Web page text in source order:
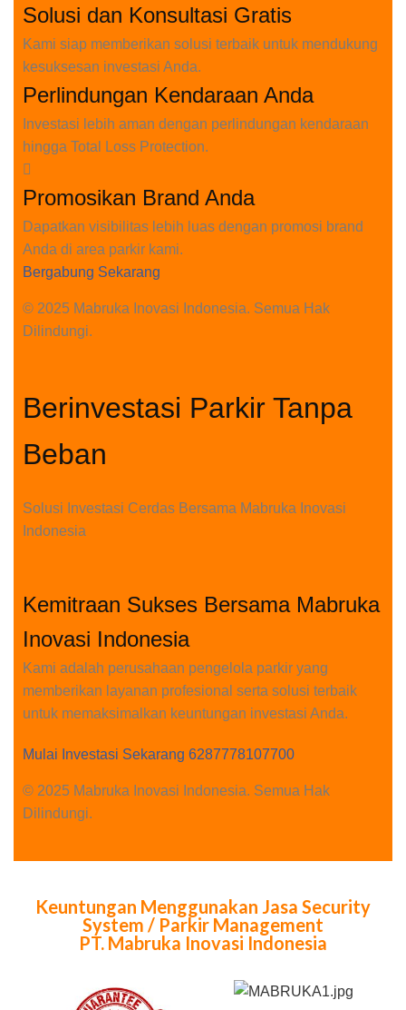
Solusi dan Konsultasi Gratis
Kami siap memberikan solusi terbaik untuk mendukung
kesuksesan investasi Anda.
Perlindungan Kendaraan Anda
Investasi lebih aman dengan perlindungan kendaraan
hingga Total Loss Protection.
Promosikan Brand Anda
Dapatkan visibilitas lebih luas dengan promosi brand
Anda di area parkir kami.
Bergabung Sekarang
© 2025 Mabruka Inovasi Indonesia. Semua Hak
Dilindungi.
Berinvestasi Parkir Tanpa
Beban
Solusi Investasi Cerdas Bersama Mabruka Inovasi
Indonesia
Kemitraan Sukses Bersama Mabruka
Inovasi Indonesia
Kami adalah perusahaan pengelola parkir yang
memberikan layanan profesional serta solusi terbaik
untuk memaksimalkan keuntungan investasi Anda.
Mulai Investasi Sekarang 6287778107700
© 2025 Mabruka Inovasi Indonesia. Semua Hak
Dilindungi.
Keuntungan Menggunakan Jasa Security
System / Parkir Management
PT. Mabruka Inovasi Indonesia